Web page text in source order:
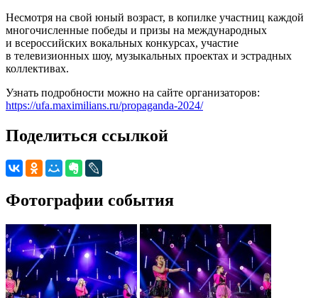
Несмотря на свой юный возраст, в копилке участниц каждой
многочисленные победы и призы на международных
и всероссийских вокальных конкурсах, участие
в телевизионных шоу, музыкальных проектах и эстрадных
коллективах.
Узнать подробности можно на сайте организаторов:
https://ufa.maximilians.ru/propaganda-2024/
Поделиться ссылкой
Фотографии события